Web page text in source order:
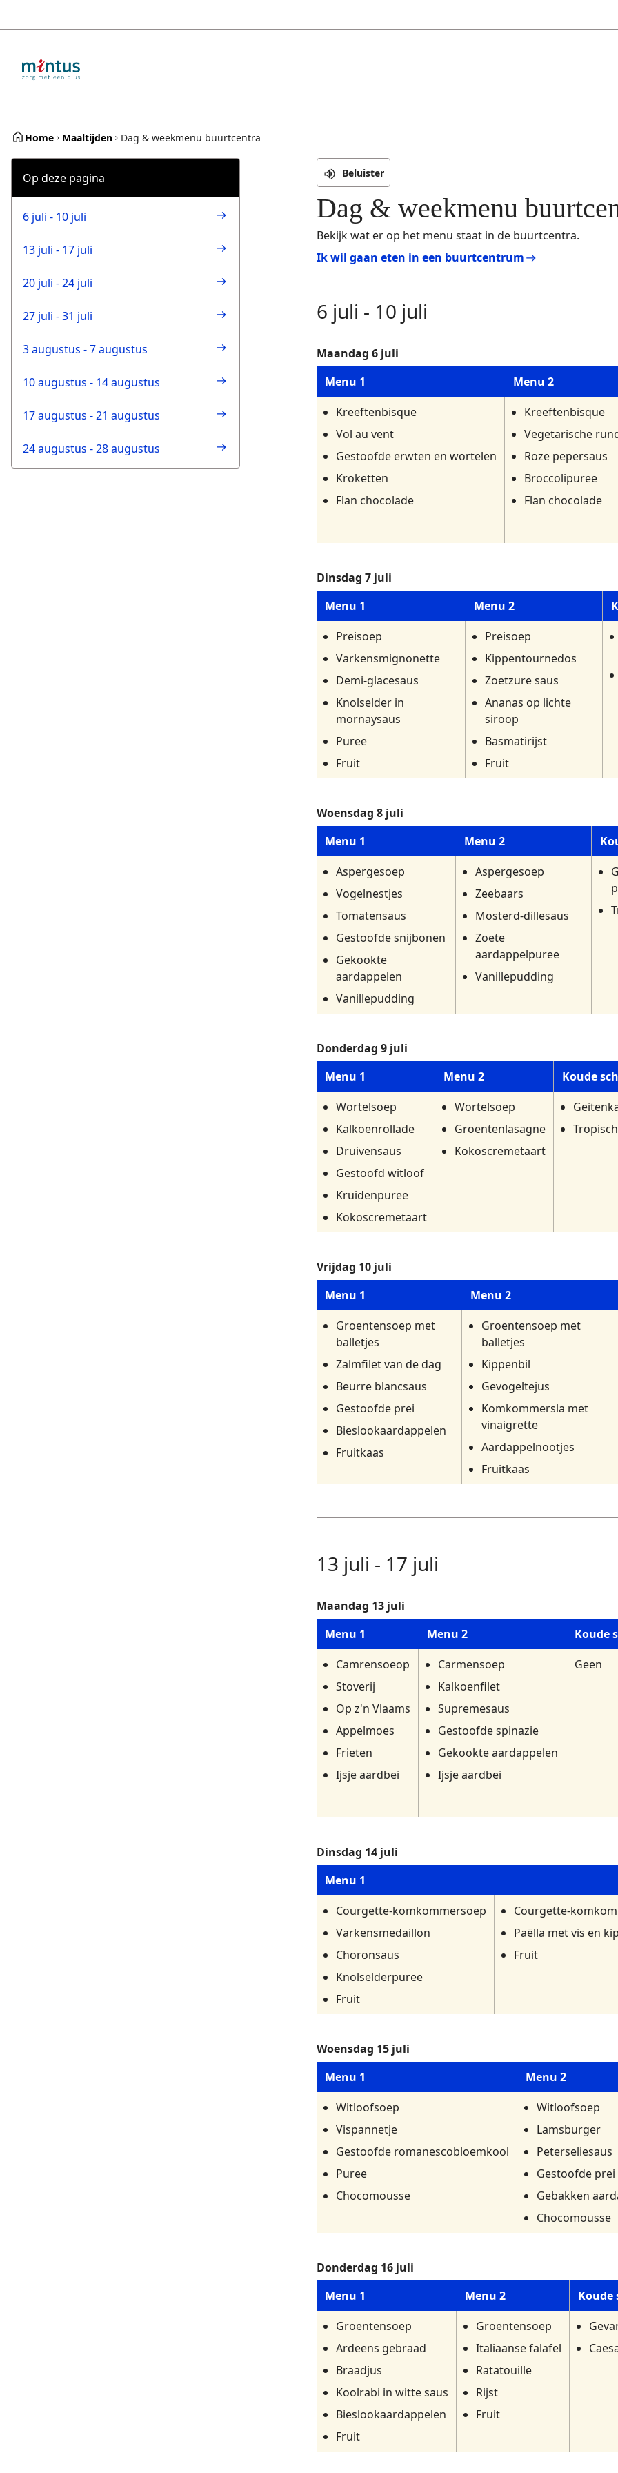
en
inhoud
Home Maaltijden Dag & weekmenu buurtcentra
Op deze pagina
6 juli - 10 juli
13 juli - 17 juli
20 juli - 24 juli
27 juli - 31 juli
3 augustus - 7 augustus
10 augustus - 14 augustus
17 augustus - 21 augustus
24 augustus - 28 augustus
Beluister
Dag & weekmenu
Bekijk wat er op het menu staat in de buurtcentra.
Ik wil gaan eten in een buurtcentrum
6 juli - 10 juli
Maandag 6 juli
Menu 1
Menu 2
Kreeftenbisque
Vol au vent
Gestoofde erwten en wortelen
Kroketten
Flan chocolade
Kreeftenbisque
Vegetarische
Roze pepersaus
Broccolipuree
Flan chocolade
Dinsdag 7 juli
Menu 1
Menu 2
Preisoep
Varkensmignonette
Demi-glacesaus
Knolselder in
mornaysaus
Puree
Fruit
Preisoep
Kippentournedos
Zoetzure saus
Ananas op lichte
siroop
Basmatirijst
Fruit
Woensdag 8 juli
Menu 1
Menu 2
Aspergesoep
Vogelnestjes
Tomatensaus
Gestoofde snijbonen
Gekookte
aardappelen
Vanillepudding
Aspergesoep
Zeebaars
Mosterd-dillesaus
Zoete
aardappelpuree
Vanillepudding
Donderdag 9 juli
Menu 1
Menu 2
Koude
Wortelsoep
Kalkoenrollade
Druivensaus
Gestoofd witloof
Kruidenpuree
Kokoscremetaart
Wortelsoep
Groentenlasagne
Kokoscremetaart
Vrijdag 10 juli
Menu 1
Menu 2
Groentensoep met
balletjes
Zalmfilet van de dag
Beurre blancsaus
Gestoofde prei
Bieslookaardappelen
Fruitkaas
Groentensoep met
balletjes
Kippenbil
Gevogeltejus
Komkommersla met
vinaigrette
Aardappelnootjes
Fruitkaas
13 juli - 17 juli
Maandag 13 juli
Menu 1
Menu 2
Koude
Camrensoeop
Stoverij
Op z'n Vlaams
Appelmoes
Frieten
Ijsje aardbei
Carmensoep
Kalkoenfilet
Supremesaus
Gestoofde spinazie
Gekookte aardappelen
Ijsje aardbei
Geen
Dinsdag 14 juli
Menu 1
Courgette-komkommersoep
Varkensmedaillon
Choronsaus
Knolselderpuree
Fruit
Courgette-
Paëlla met vis en kip
Fruit
Woensdag 15 juli
Menu 1
Menu 2
Witloofsoep
Vispannetje
Gestoofde romanescobloemkool
Puree
Chocomousse
Witloofsoep
Lamsburger
Peterseliesaus
Gestoofde prei
Gebakken
Chocomousse
Donderdag 16 juli
Menu 1
Menu 2
Koude
Groentensoep
Ardeens gebraad
Braadjus
Koolrabi in witte saus
Bieslookaardappelen
Fruit
Groentensoep
Italiaanse falafel
Ratatouille
Rijst
Fruit